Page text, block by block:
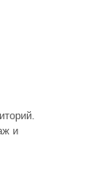
и